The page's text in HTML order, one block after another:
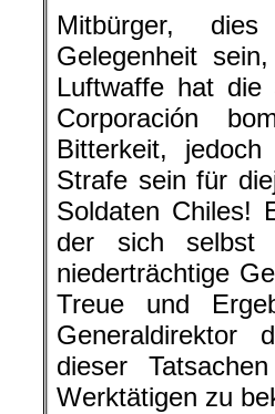
Mitbürger,
Gelegenheit
Luftwaffe hat die
Corporación
Bitterkeit,
Strafe sein für
Soldaten Chiles!
der sich selbst
niederträchtige
Treue und
Generaldirektor
dieser
Werktätigen zu